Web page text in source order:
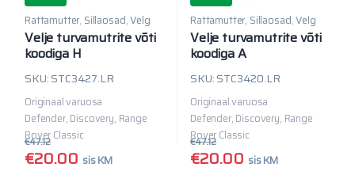
Rattamutter, Sillaosad,Velg
Velje turvamutrite võti
koodiga H
SKU: STC3427.LR
Originaal varuosa
Defender, Discovery, Range
Rover Classic
€20.00
€47.12
sis KM
Rattamutter, Sillaosad,Velg
Velje turvamutrite võti
koodiga A
SKU: STC3420.LR
Originaal varuosa
Defender, Discovery, Range
Rover Classic
€20.00
€47.12
sis KM